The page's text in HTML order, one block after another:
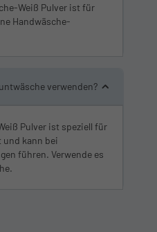
Weiß Pulver ist für
Handwäsche-
verwenden?
Pulver ist speziell für
kann bei
führen. Verwende es